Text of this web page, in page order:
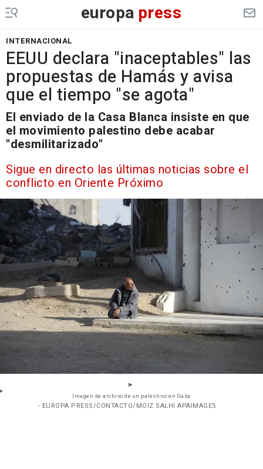
europa press
INTERNACIONAL
EEUU declara "inaceptables" las
propuestas de Hamás y avisa
que el tiempo "se agota"
El enviado de la Casa Blanca insiste en que
el movimiento palestino debe acabar
"desmilitarizado"
Sigue en directo las últimas noticias sobre el
conflicto en Oriente Próximo
Imagen de archivo de un palestino en Gaza
- EUROPA PRESS/CONTACTO/MOIZ SALHI APAIMAGES